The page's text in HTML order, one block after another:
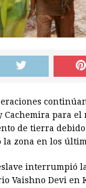
Cachemira para el
de tierra
la zona en los
interrumpió
Vaishno Devi en